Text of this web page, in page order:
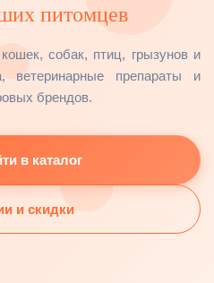
питомцев
собак, птиц, грызунов и
ветеринарные препараты и
брендов.
в каталог
и скидки